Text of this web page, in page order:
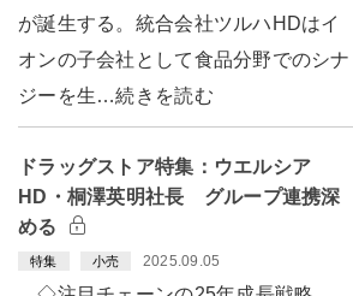
が誕生する。統合会社ツルハHDはイ
オンの子会社として食品分野でのシナ
ジーを生…続きを読む
ドラッグストア特集：ウエルシア
HD・桐澤英明社長 グループ連携深
める
特集 小売 2025.09.05